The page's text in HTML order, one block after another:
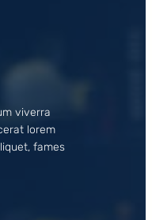
viverra
lorem
fames